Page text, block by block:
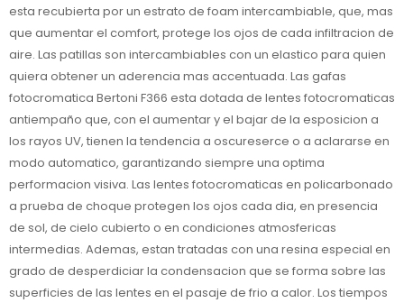
esta recubierta por un estrato de foam intercambiable, que, mas
que aumentar el comfort, protege los ojos de cada infiltracion de
aire. Las patillas son intercambiables con un elastico para quien
quiera obtener un aderencia mas accentuada. Las gafas
fotocromatica Bertoni F366 esta dotada de lentes fotocromaticas
antiempaño que, con el aumentar y el bajar de la esposicion a
los rayos UV, tienen la tendencia a oscureserce o a aclararse en
modo automatico, garantizando siempre una optima
performacion visiva. Las lentes fotocromaticas en policarbonado
a prueba de choque protegen los ojos cada dia, en presencia
de sol, de cielo cubierto o en condiciones atmosfericas
intermedias. Ademas, estan tratadas con una resina especial en
grado de desperdiciar la condensacion que se forma sobre las
superficies de las lentes en el pasaje de frio a calor. Los tiempos